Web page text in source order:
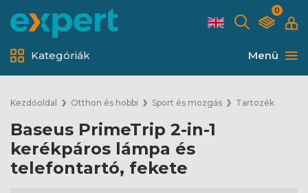
0
Menü
Kategóriák
Kezdőoldal Otthon és hobbi Sport és mozgás Tartozék
Baseus PrimeTrip 2-in-1
kerékpáros lámpa és
telefontartó, fekete